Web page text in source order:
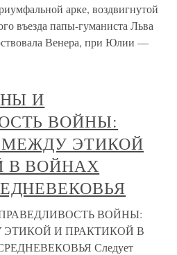
арке, воздвигнутой
въезда папы-гуманиста Льва
Венера, при Юлии —
И
ВОЙНЫ:
ЭТИКОЙ
В ВОЙНАХ
ВОЙНЫ:
И ПРАКТИКОЙ В
Следует